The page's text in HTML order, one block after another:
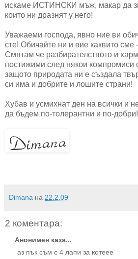
искаме ИСТИНСКИ мъж, макар да
които ни дразнят у него!
Уважаеми господа, явно ние ви
сте! Обичайте ни и вие каквито
Смятам че разбирателството и
постижими след някои компромиси
защото природата ни е създала
си има и добрите и лошите страни!
Хубав и усмихнат ден на всички и
да бъдем по-толерантни и по-добри!
Dimana на 22.2.09
2 коментара:
Анонимен каза...
аз пък съм с 4 лапи за котеее